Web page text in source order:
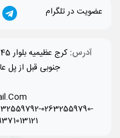
عضویت در تلگرام
آدرس:
جنوبی قبل از پل
02632559790-